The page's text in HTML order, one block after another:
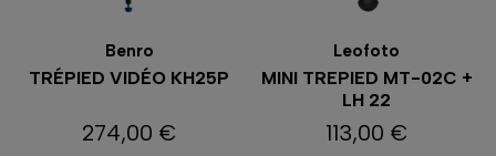
Benro
TRÉPIED VIDÉO KH25P
Prix
274,00 €
Leofoto
MINI TREPIED MT-02C +
LH 22
Prix
113,00 €